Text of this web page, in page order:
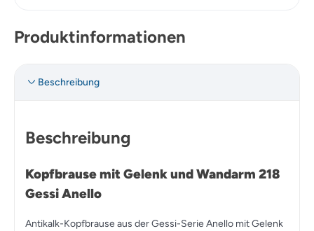
Produktinformationen
Beschreibung
Beschreibung
Kopfbrause mit Gelenk und Wandarm 218
Gessi Anello
Antikalk-Kopfbrause aus der Gessi-Serie Anello mit Gelenk